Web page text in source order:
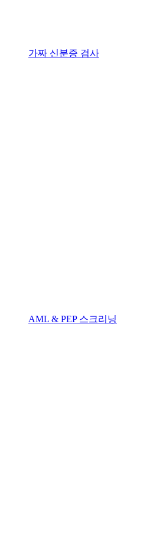
가짜 신분증 검사
AML & PEP 스크리닝